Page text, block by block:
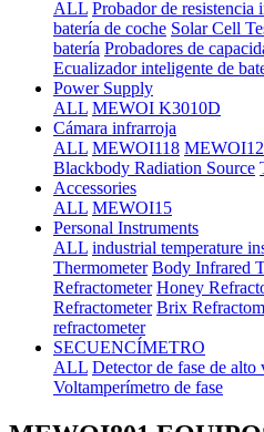
ALL Probador de resistencia
batería de coche Solar Cell
batería Probadores de
Ecualizador inteligente de
Power Supply
ALL MEWOI K3010D
Cámara infrarroja
ALL MEWOI118 MEWOI12
Blackbody Radiation Source
Accessories
ALL MEWOI15
Personal Instruments
ALL industrial temperature
Thermometer Body Infrared
Refractometer Honey
Refractometer Brix
refractometer
SECUENCÍMETRO
ALL Detector de fase de
Voltamperímetro de fase